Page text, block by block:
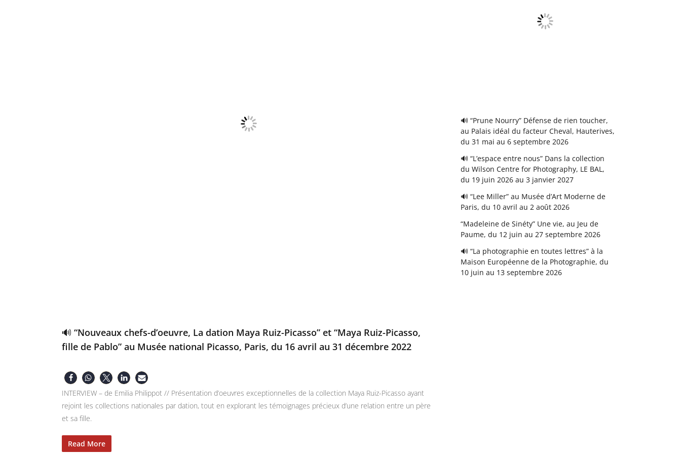
🔊 “Nouveaux chefs-d’oeuvre, La dation Maya Ruiz-Picasso” et “Maya Ruiz-Picasso,
fille de Pablo” au Musée national Picasso, Paris, du 16 avril au 31 décembre 2022
INTERVIEW – de Emilia Philippot // Présentation d’oeuvres exceptionnelles de la collection Maya Ruiz-Picasso ayant
rejoint les collections nationales par dation, tout en explorant les témoignages précieux d’une relation entre un père
et sa fille.
Read More
🔊 “Prune Nourry” Défense de rien toucher,
au Palais idéal du facteur Cheval, Hauterives,
du 31 mai au 6 septembre 2026
🔊 “L’espace entre nous” Dans la collection
du Wilson Centre for Photography, LE BAL,
du 19 juin 2026 au 3 janvier 2027
🔊 “Lee Miller” au Musée d’Art Moderne de
Paris, du 10 avril au 2 août 2026
“Madeleine de Sinéty” Une vie, au Jeu de
Paume, du 12 juin au 27 septembre 2026
🔊 “La photographie en toutes lettres” à la
Maison Européenne de la Photographie, du
10 juin au 13 septembre 2026